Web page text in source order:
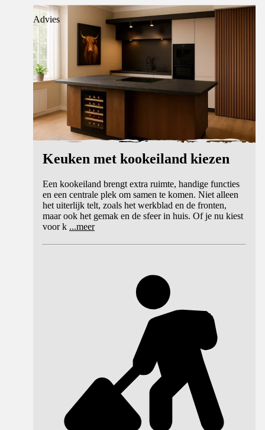
Advies
Keuken met kookeiland kiezen
Een kookeiland brengt extra ruimte, handige functies
en een centrale plek om samen te komen. Niet alleen
het uiterlijk telt, zoals het werkblad en de fronten,
maar ook het gemak en de sfeer in huis. Of je nu kiest
voor k ...meer